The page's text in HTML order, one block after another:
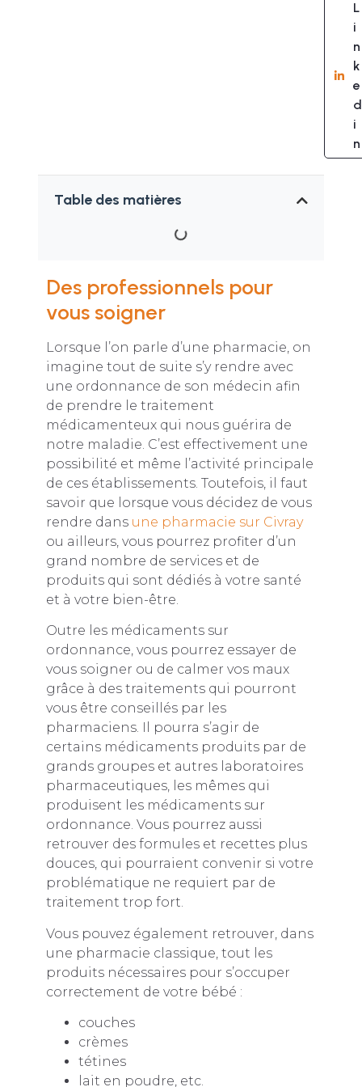
L
i
n
k
e
d
i
n
Table des matières
Des professionnels pour
vous soigner
Lorsque l’on parle d’une pharmacie, on
imagine tout de suite s’y rendre avec
une ordonnance de son médecin afin
de prendre le traitement
médicamenteux qui nous guérira de
notre maladie. C’est effectivement une
possibilité et même l’activité principale
de ces établissements. Toutefois, il faut
savoir que lorsque vous décidez de vous
rendre dans une pharmacie sur Civray
ou ailleurs, vous pourrez profiter d’un
grand nombre de services et de
produits qui sont dédiés à votre santé
et à votre bien-être.
Outre les médicaments sur
ordonnance, vous pourrez essayer de
vous soigner ou de calmer vos maux
grâce à des traitements qui pourront
vous être conseillés par les
pharmaciens. Il pourra s’agir de
certains médicaments produits par de
grands groupes et autres laboratoires
pharmaceutiques, les mêmes qui
produisent les médicaments sur
ordonnance. Vous pourrez aussi
retrouver des formules et recettes plus
douces, qui pourraient convenir si votre
problématique ne requiert par de
traitement trop fort.
Vous pouvez également retrouver, dans
une pharmacie classique, tout les
produits nécessaires pour s’occuper
correctement de votre bébé :
couches
crèmes
tétines
lait en poudre, etc.